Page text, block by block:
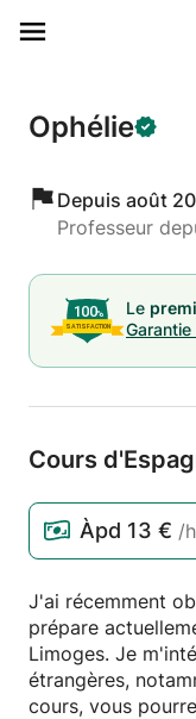
Ophélie
Depuis août
Professeur
Le
Cours
Àpd 13 € /h
J'ai récemment
prépare
Limoges. Je
étrangères,
cours, vous